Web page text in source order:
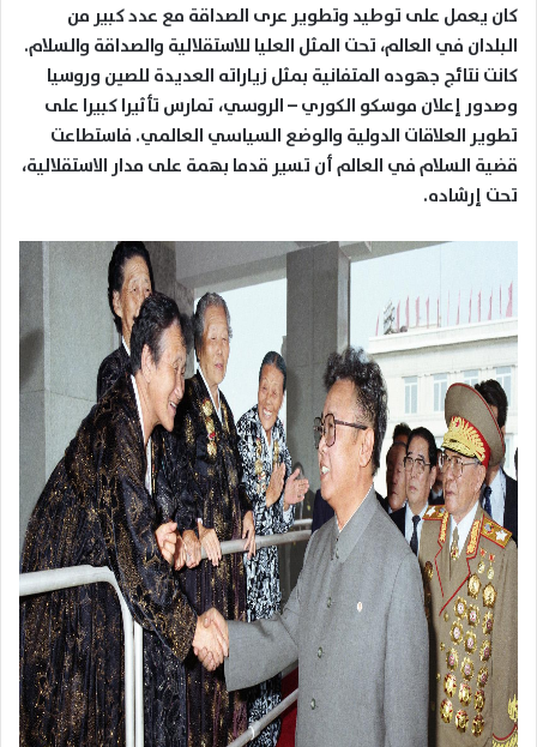
كان يعمل على توطيد وتطوير عرى الصداقة مع عدد كبير من
البلدان في العالم، تحت المثل العليا للاستقلالية والصداقة والسلام.
كانت نتائج جهوده المتفانية بمثل زياراته العديدة للصين وروسيا
وصدور إعلان موسكو الكوري – الروسي، تمارس تأثيرا كبيرا على
تطوير العلاقات الدولية والوضع السياسي العالمي. فاستطاعت
قضية السلام في العالم أن تسير قدما بهمة على مدار الاستقلالية،
تحت إرشاده.